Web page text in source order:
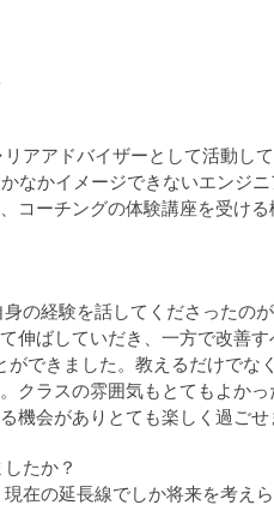
アアドバイザーとして活動し
なかイメージできないエンジ
コーチングの体験講座を受け
の経験を話してくださったの
伸ばしていだき、一方で改善
できました。教えるだけでな
クラスの雰囲気もとてもよか
機会がありとても楽しく過ごせ
たか？
在の延長線でしか将来を考え